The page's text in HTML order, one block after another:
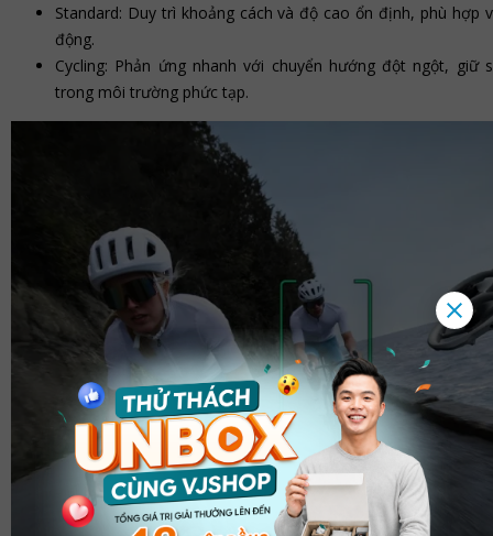
Standard: Duy trì khoảng cách và độ cao ổn định, phù hợp
động.
Cycling: Phản ứng nhanh với chuyển hướng đột ngột, giữ
trong môi trường phức tạp.